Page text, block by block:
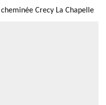
Crecy La Chapelle